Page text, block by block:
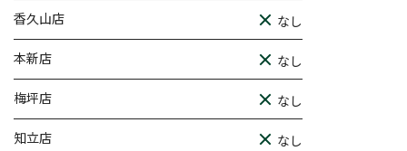
香久山店 なし
本新店 なし
梅坪店 なし
知立店 なし